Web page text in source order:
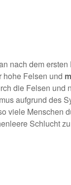
nach dem
hohe Felsen und
die Felsen und
aufgrund des
viele Menschen
Schlucht